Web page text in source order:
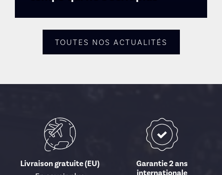
TOUTES NOS ACTUALITÉS
Livraison gratuite (EU)
Garantie 2 ans
internationale